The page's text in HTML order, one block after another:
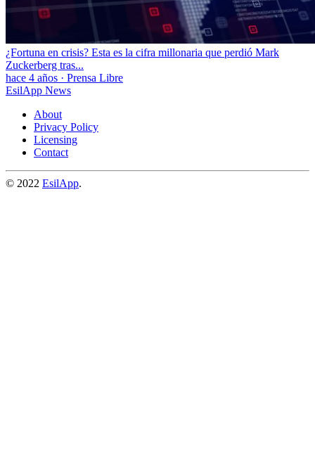
¿Fortuna en crisis? Esta es la cifra millonaria que perdió Mark
Zuckerberg tras...
hace 4 años · Prensa Libre
EsilApp News
About
Privacy Policy
Licensing
Contact
© 2022 EsilApp.